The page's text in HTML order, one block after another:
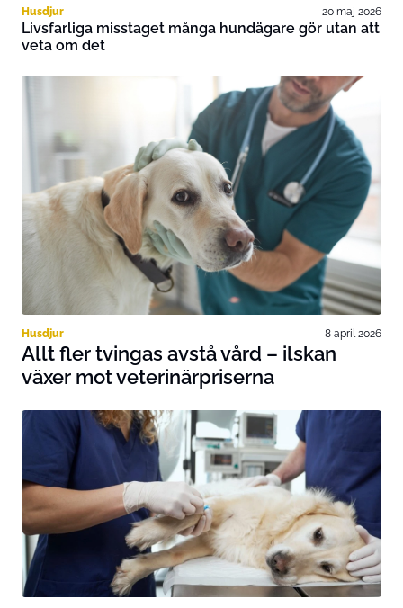
Husdjur 20 maj 2026
Livsfarliga misstaget många hundägare gör utan att
veta om det
Husdjur 8 april 2026
Allt fler tvingas avstå vård – ilskan
växer mot veterinärpriserna